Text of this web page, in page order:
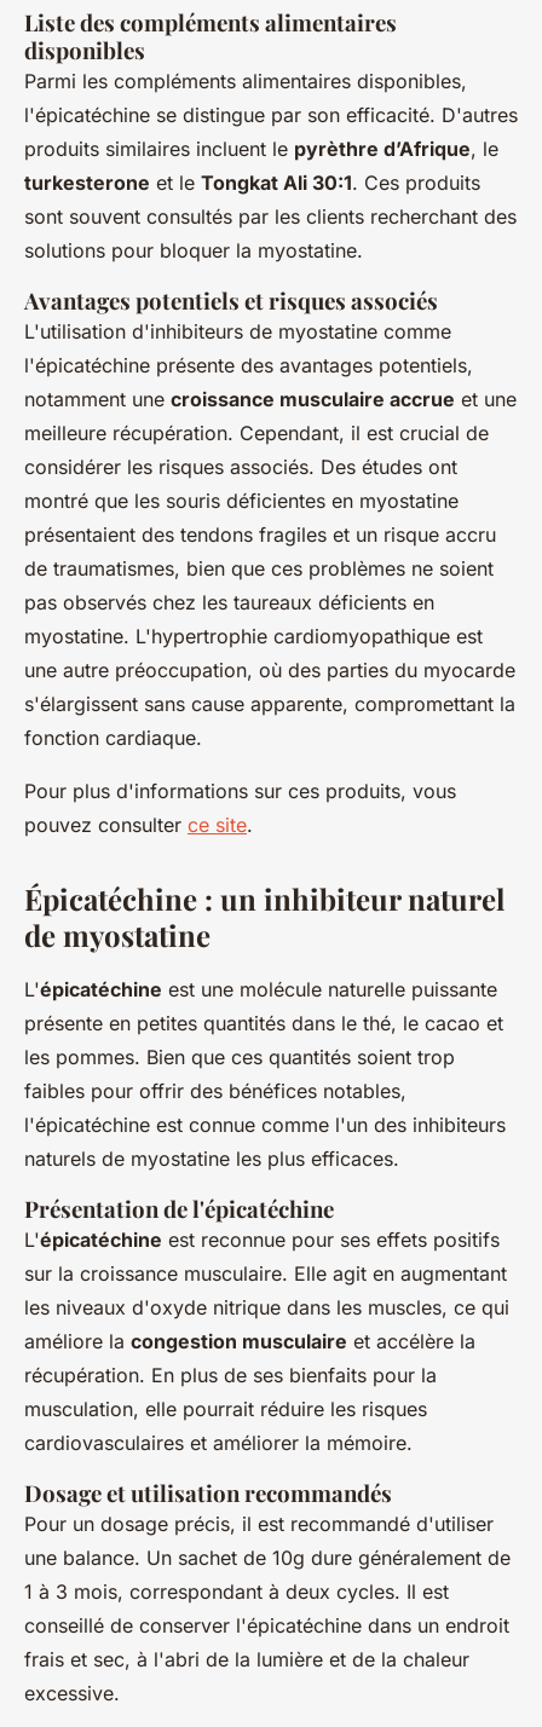
Liste des compléments alimentaires
disponibles
Parmi les compléments alimentaires disponibles,
l'épicatéchine se distingue par son efficacité. D'autres
produits similaires incluent le pyrèthre d’Afrique, le
turkesterone et le Tongkat Ali 30:1. Ces produits
sont souvent consultés par les clients recherchant des
solutions pour bloquer la myostatine.
Avantages potentiels et risques associés
L'utilisation d'inhibiteurs de myostatine comme
l'épicatéchine présente des avantages potentiels,
notamment une croissance musculaire accrue et une
meilleure récupération. Cependant, il est crucial de
considérer les risques associés. Des études ont
montré que les souris déficientes en myostatine
présentaient des tendons fragiles et un risque accru
de traumatismes, bien que ces problèmes ne soient
pas observés chez les taureaux déficients en
myostatine. L'hypertrophie cardiomyopathique est
une autre préoccupation, où des parties du myocarde
s'élargissent sans cause apparente, compromettant la
fonction cardiaque.
Pour plus d'informations sur ces produits, vous
pouvez consulter ce site.
Épicatéchine : un inhibiteur naturel
de myostatine
L'épicatéchine est une molécule naturelle puissante
présente en petites quantités dans le thé, le cacao et
les pommes. Bien que ces quantités soient trop
faibles pour offrir des bénéfices notables,
l'épicatéchine est connue comme l'un des inhibiteurs
naturels de myostatine les plus efficaces.
Présentation de l'épicatéchine
L'épicatéchine est reconnue pour ses effets positifs
sur la croissance musculaire. Elle agit en augmentant
les niveaux d'oxyde nitrique dans les muscles, ce qui
améliore la congestion musculaire et accélère la
récupération. En plus de ses bienfaits pour la
musculation, elle pourrait réduire les risques
cardiovasculaires et améliorer la mémoire.
Dosage et utilisation recommandés
Pour un dosage précis, il est recommandé d'utiliser
une balance. Un sachet de 10g dure généralement de
1 à 3 mois, correspondant à deux cycles. Il est
conseillé de conserver l'épicatéchine dans un endroit
frais et sec, à l'abri de la lumière et de la chaleur
excessive.